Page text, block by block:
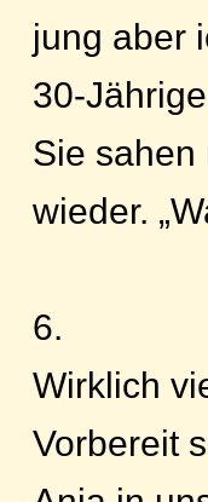
jung aber
30-
Sie sahen
wieder.
6.
Wirklich
Vorbereit